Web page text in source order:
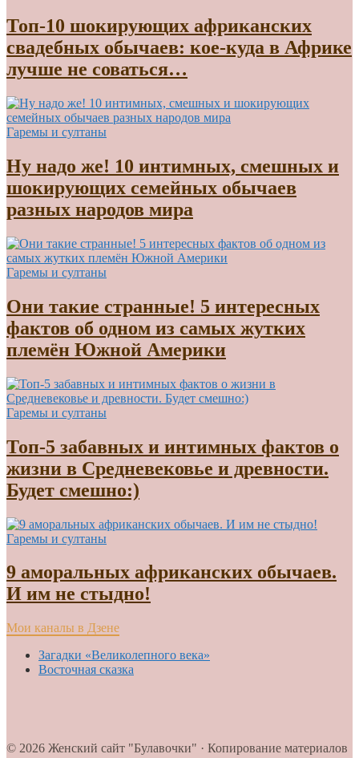
Топ-10 шокирующих африканских
свадебных обычаев: кое-куда в Африке
лучше не соваться…
Гаремы и султаны
Ну надо же! 10 интимных, смешных и
шокирующих семейных обычаев
разных народов мира
Гаремы и султаны
Они такие странные! 5 интересных
фактов об одном из самых жутких
племён Южной Америки
Гаремы и султаны
Топ-5 забавных и интимных фактов о
жизни в Средневековье и древности.
Будет смешно:)
Гаремы и султаны
9 аморальных африканских обычаев.
И им не стыдно!
Мои каналы в Дзене
Загадки «Великолепного века»
Восточная сказка
© 2026 Женский сайт "Булавочки" · Копирование материалов